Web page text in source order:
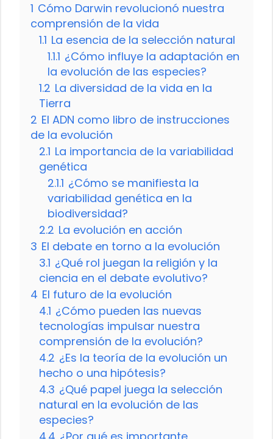
1 Cómo Darwin revolucionó nuestra
comprensión de la vida
1.1 La esencia de la selección natural
1.1.1 ¿Cómo influye la adaptación en
la evolución de las especies?
1.2 La diversidad de la vida en la
Tierra
2 El ADN como libro de instrucciones
de la evolución
2.1 La importancia de la variabilidad
genética
2.1.1 ¿Cómo se manifiesta la
variabilidad genética en la
biodiversidad?
2.2 La evolución en acción
3 El debate en torno a la evolución
3.1 ¿Qué rol juegan la religión y la
ciencia en el debate evolutivo?
4 El futuro de la evolución
4.1 ¿Cómo pueden las nuevas
tecnologías impulsar nuestra
comprensión de la evolución?
4.2 ¿Es la teoría de la evolución un
hecho o una hipótesis?
4.3 ¿Qué papel juega la selección
natural en la evolución de las
especies?